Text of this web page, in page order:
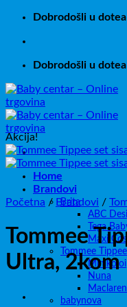
Skip
content
Dobrodošli u
Dobrodošli u
Home
Brandovi
Brita
ABC
Tega
Maxi
Tommee Tippee
Minikoioi
Nuna
Maclaren
babynova
Akcija!
Početna / Brandovi /
Tommee
Ultra, 2kom